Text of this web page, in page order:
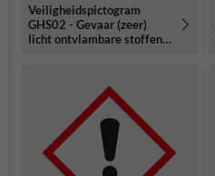
Veiligheidspictogram
GHS02 - Gevaar (zeer)
licht ontvlambare stoffen -